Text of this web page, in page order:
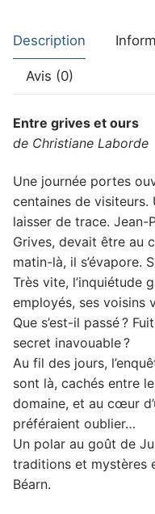
Description
Avis (0)
Entre grives et ours
de Christiane Laborde
Une journée portes
centaines de
laisser de trace. Jean-
Grives, devait être au
matin-là, il s’évapore.
Très vite, l’inquiétude
employés, ses voisins
Que s’est-il passé ?
secret inavouable ?
Au fil des jours,
sont là, cachés entre
domaine, et au cœur
préféraient oublier…
Un polar au goût de
traditions et mystères
Béarn.